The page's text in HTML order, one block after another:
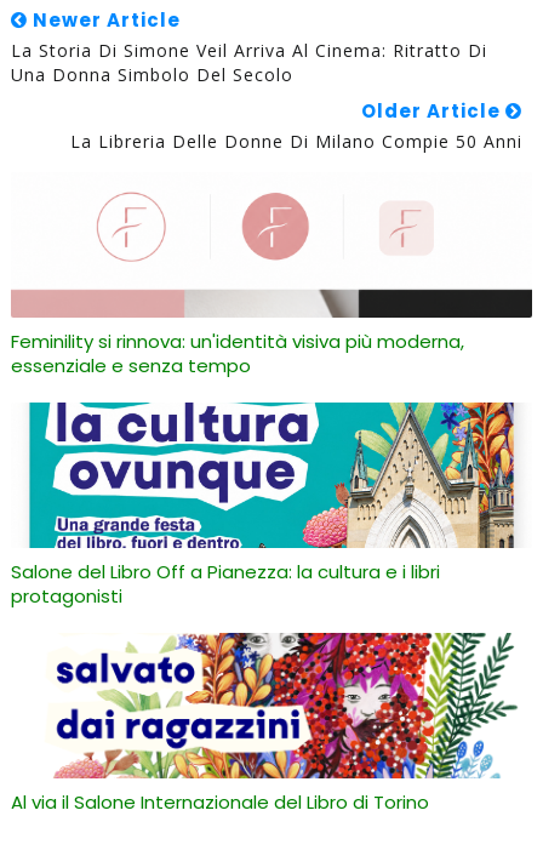
Newer Article
La Storia Di Simone Veil Arriva Al Cinema: Ritratto Di
Una Donna Simbolo Del Secolo
Older Article
La Libreria Delle Donne Di Milano Compie 50 Anni
Feminility si rinnova: un'identità visiva più moderna,
essenziale e senza tempo
Salone del Libro Off a Pianezza: la cultura e i libri
protagonisti
Al via il Salone Internazionale del Libro di Torino